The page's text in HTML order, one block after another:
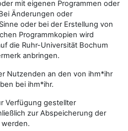
mit eigenen Programmen oder
Änderungen oder
oder bei der Erstellung von
Programmkopien wird
die Ruhr-Universität Bochum
anbringen.
Nutzenden an den von ihm*ihr
bei ihm*ihr.
Verfügung gestellter
zur Abspeicherung der